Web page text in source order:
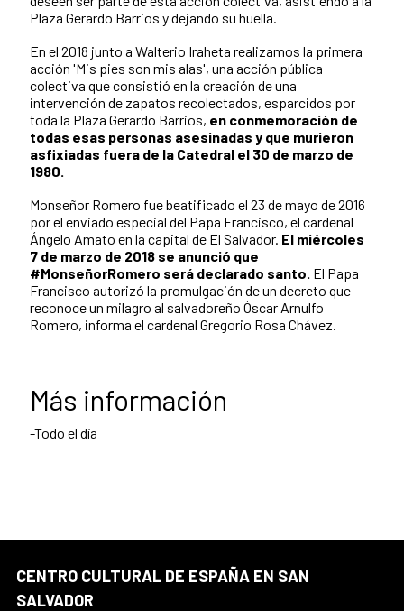
Plaza Gerardo Barrios y dejando su huella.
En el 2018 junto a Walterio Iraheta realizamos la primera
acción 'Mis pies son mis alas', una acción pública
colectiva que consistió en la creación de una
intervención de zapatos recolectados, esparcidos por
toda la Plaza Gerardo Barrios, en conmemoración de
todas esas personas asesinadas y que murieron
asfixiadas fuera de la Catedral el 30 de marzo de
1980.
Monseñor Romero fue beatificado el 23 de mayo de 2016
por el enviado especial del Papa Francisco, el cardenal
Ángelo Amato en la capital de El Salvador. El miércoles
7 de marzo de 2018 se anunció que
#MonseñorRomero será declarado santo. El Papa
Francisco autorizó la promulgación de un decreto que
reconoce un milagro al salvadoreño Óscar Arnulfo
Romero, informa el cardenal Gregorio Rosa Chávez.
Más información
-Todo el día
CENTRO CULTURAL DE ESPAÑA EN SAN
SALVADOR